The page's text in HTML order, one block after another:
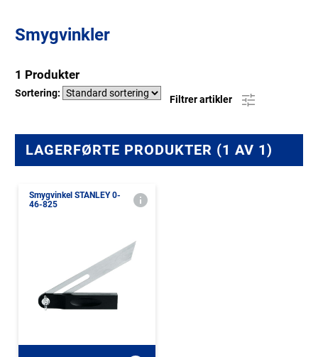
Smygvinkler
1 Produkter
Sortering:
Filtrer artikler
LAGERFØRTE PRODUKTER (1 AV 1)
Smygvinkel STANLEY 0-
46-825